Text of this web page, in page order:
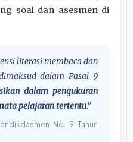
soal dan asesmen di
literasi membaca dan
dalam Pasal 9
dalam pengukuran
pelajaran tertentu."
No. 9 Tahun